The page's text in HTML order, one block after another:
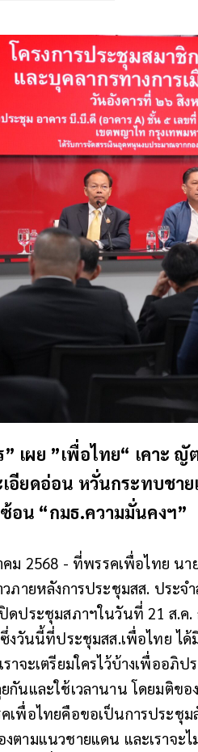
เผย ”เพื่อไทย“ เคาะ ญั
เอียดอ่อน หวั่นกระทบชา
อน “กมธ.ความมั่นคงฯ”
คม 2568 - ที่พรรคเพื่อไทย
วภายหลังการประชุมสส. ประ
ดประชุมสภาฯในวันที่ 21 ส.ค.
งวันนี้ที่ประชุมสส.เพื่อไทย ได้
าจะเตรียมใครไว้บ้างเพื่ออภิ
กันและใช้เวลานาน โดยมติข
เพื่อไทยคือขอเป็นการประชุ
ตามแนวชายแดน และเราจะ